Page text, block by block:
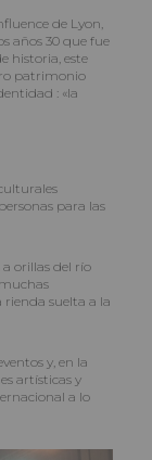
de Lyon,
años 30 que fue
historia, este
patrimonio
: «la
para las
a orillas del río
suelta a la
y, en la
artísticas y
a lo